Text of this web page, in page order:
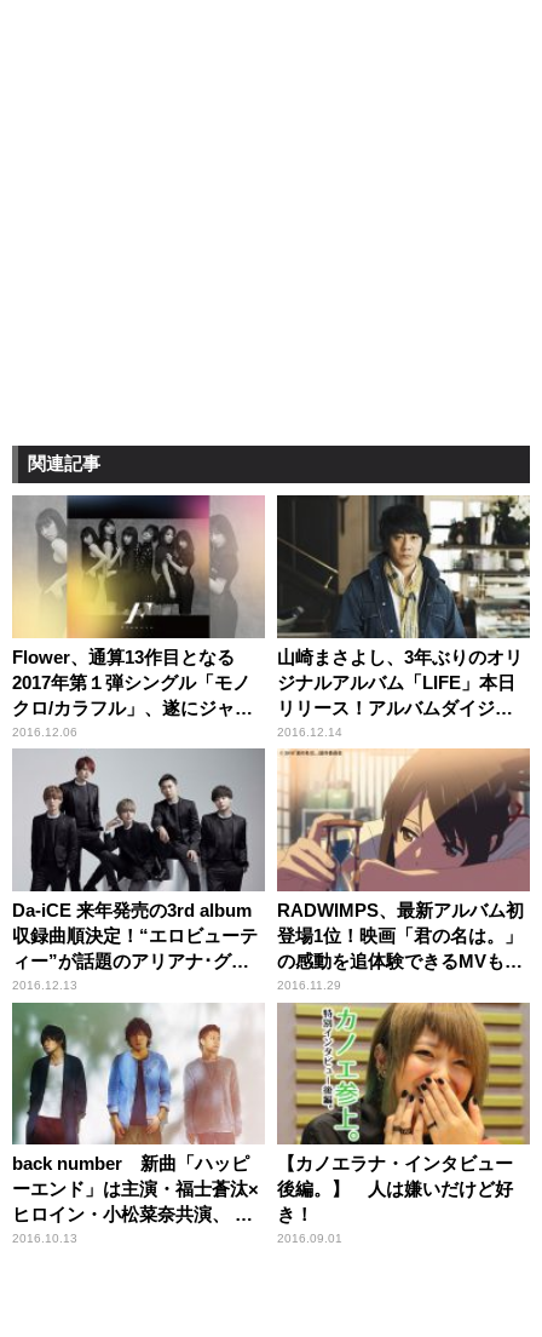
関連記事
Flower、通算13作目となる
2017年第１弾シングル「モノ
クロ/カラフル」、遂にジャケ
ット写真が公開!!
2016.12.06
山崎まさよし、3年ぶりのオリ
ジナルアルバム「LIFE」本日
リリース！アルバムダイジェ
スト映像公開！
2016.12.14
Da-iCE 来年発売の3rd album
収録曲順決定！“エロビューテ
ィー”が話題のアリアナ･グラ
ンデ初公認カバー曲｢Into You｣
も収録決定！
2016.12.13
RADWIMPS、最新アルバム初
登場1位！映画「君の名は。」
の感動を追体験できるMVも話
題！
2016.11.29
back number 新曲「ハッピ
ーエンド」は主演・福士蒼汰×
ヒロイン・小松菜奈共演、 三
木孝浩監督による話題の映画
2016.10.13
【カノエラナ・インタビュー
後編。】 人は嫌いだけど好
き！
2016.09.01